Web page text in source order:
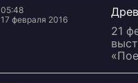
05:48
17 февраля 2016
21